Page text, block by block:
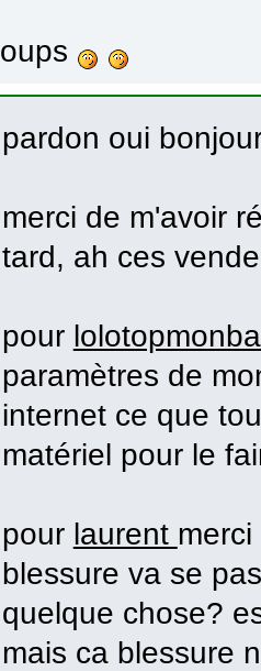
oups
pardon oui
merci de m'avoir
tard, ah ces
pour
paramètres de
internet ce que
matériel pour le
pour laurent
blessure va se
quelque chose?
mais ca blessure